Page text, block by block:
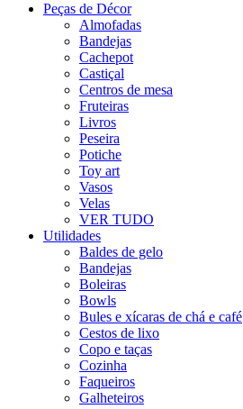
Peças de Décor
Almofadas
Bandejas
Cachepot
Castiçal
Centros de mesa
Fruteiras
Livros
Peseira
Potiche
Toy art
Vasos
Velas
VER TUDO
Utilidades
Baldes de gelo
Bandejas
Boleiras
Bowls
Bules e xícaras de chá e café
Cestos de lixo
Copo e taças
Cozinha
Faqueiros
Galheteiros